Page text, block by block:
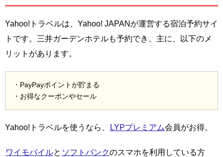
Yahoo!トラベルは、Yahoo! JAPANが運営する宿泊予約サイ
トです。三井ガーデンホテルも予約でき、主に、以下のメ
リットがあります。
・PayPayポイントが貯まる
・お得なクーポンやセール
Yahoo!トラベルを使うなら、 LYPプレミアム会員がお得。
ワイモバイルと ソフトバンクのスマホを利用している方